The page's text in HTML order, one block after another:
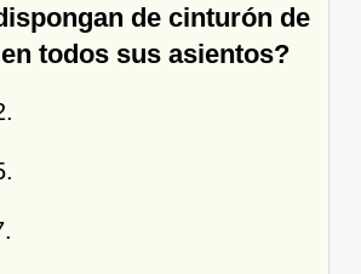
de cinturón de
todos sus asientos?